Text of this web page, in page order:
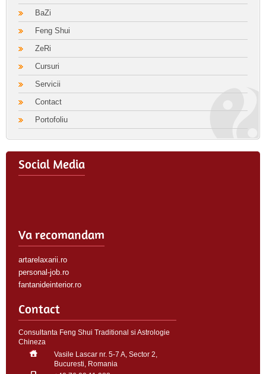
BaZi
Feng Shui
ZeRi
Cursuri
Servicii
Contact
Portofoliu
Social Media
Va recomandam
artarelaxarii.ro
personal-job.ro
fantanideinterior.ro
Contact
Consultanta Feng Shui Traditional si Astrologie
Chineza
Vasile Lascar nr. 5-7 A, Sector 2,
Bucuresti, Romania